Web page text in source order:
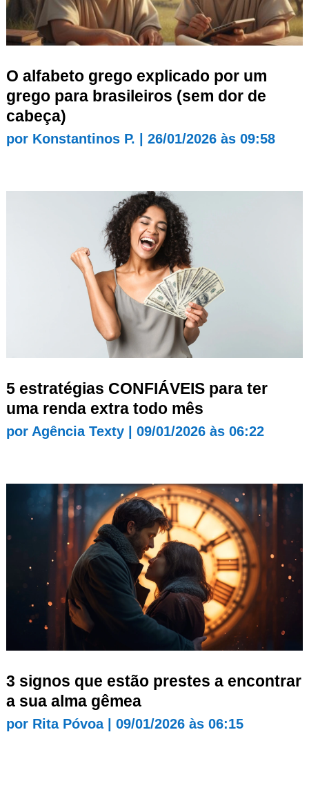
O alfabeto grego explicado por um
grego para brasileiros (sem dor de
cabeça)
por Konstantinos P. 26/01/2026 às 09:58
5 estratégias CONFIÁVEIS para ter
uma renda extra todo mês
por Agência Texty| 09/01/2026 às 06:22
3 signos que estão prestes a encontrar
a sua alma gêmea
por Rita Póvoa| 09/01/2026 às 06:15